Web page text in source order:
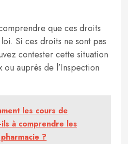
que ces droits
Si ces droits ne sont pas
contester cette situation
ou auprès de l’Inspection
les cours de
à comprendre les
?